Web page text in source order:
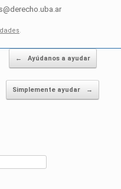
.
← Ayúdanos a ayudar
Simplemente ayudar →